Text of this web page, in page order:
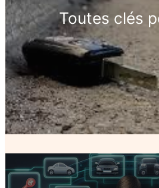
Toutes clés